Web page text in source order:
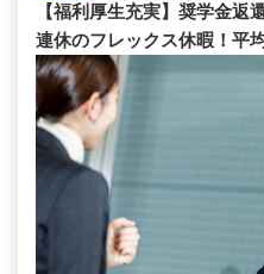
【福利厚生充実】奨学金返
連休のフレックス休暇！平